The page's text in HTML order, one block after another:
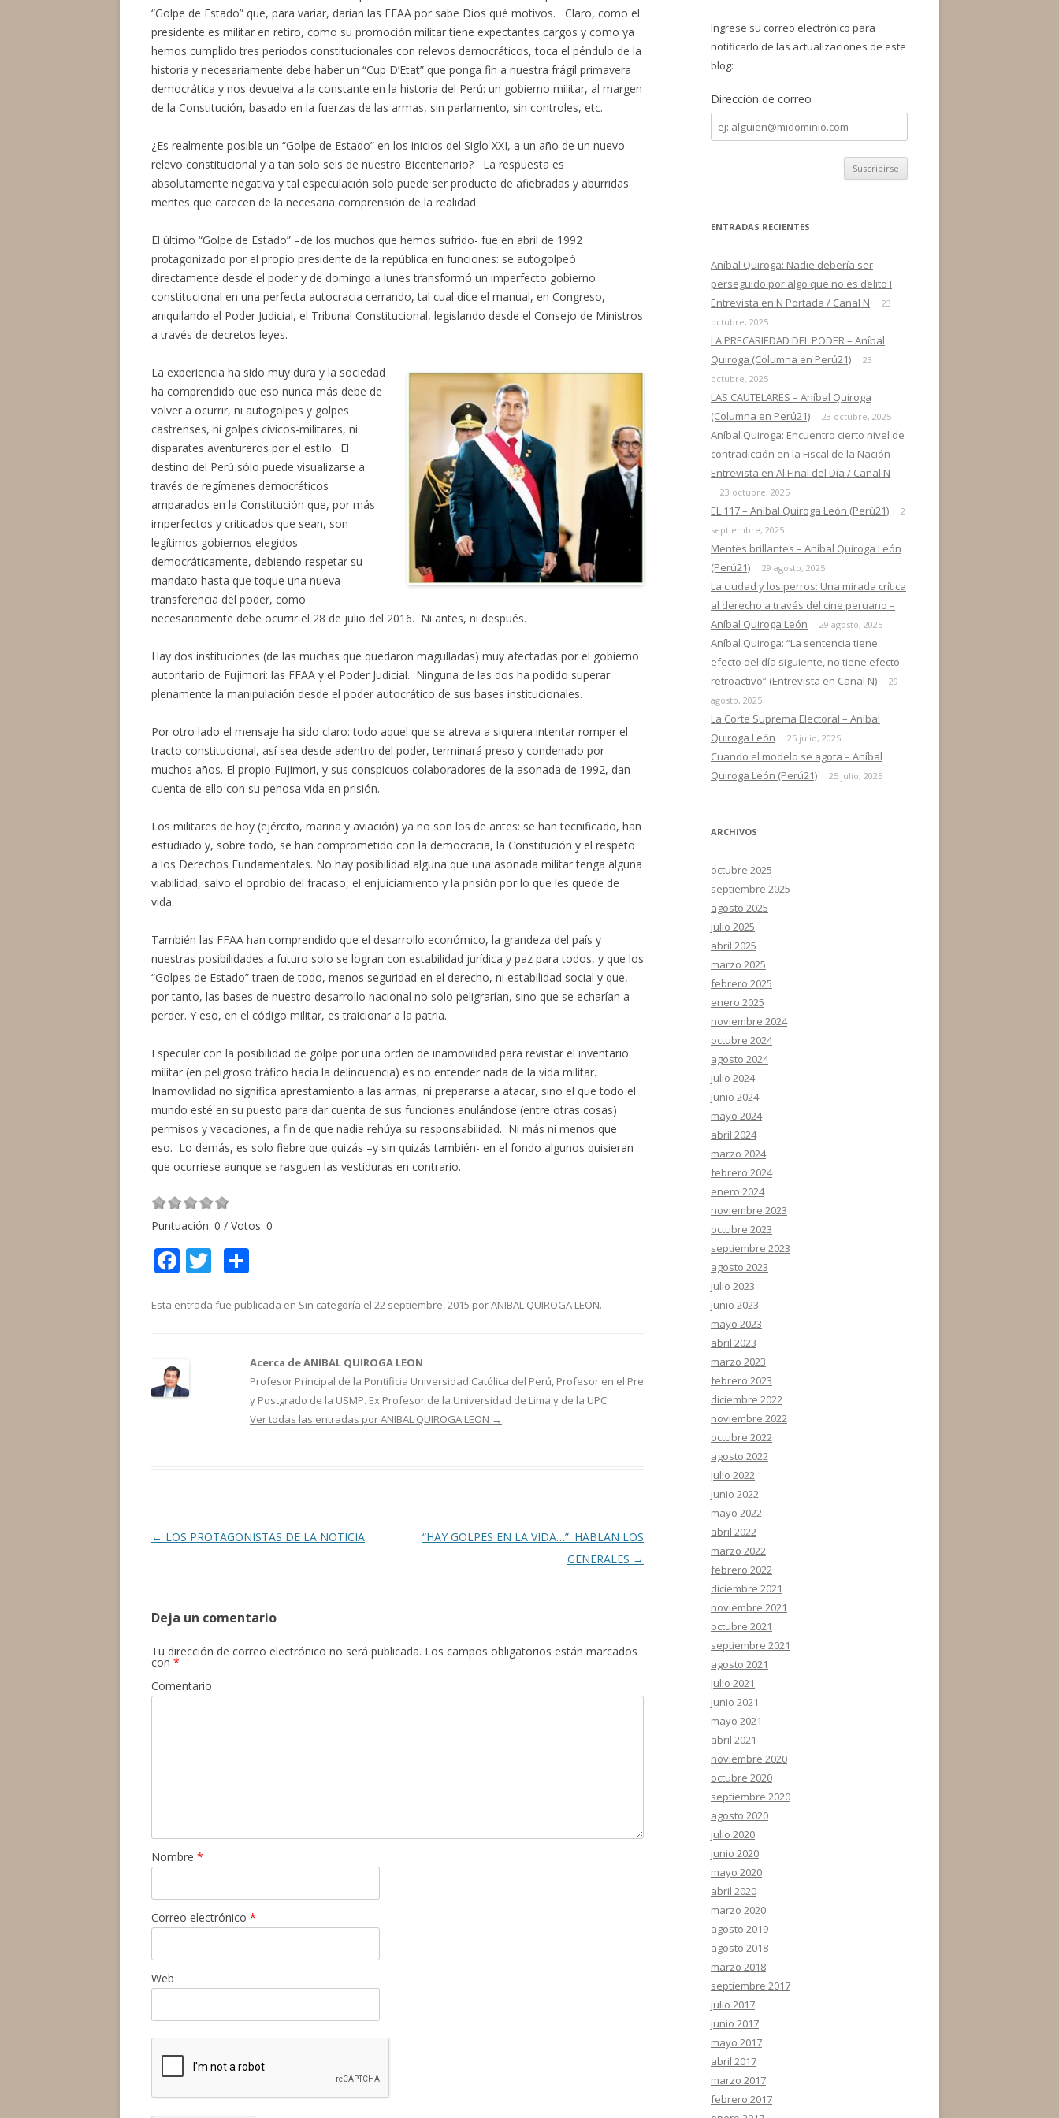
“Golpe de Estado” que, para variar, darían las FFAA por sabe Dios qué motivos. Claro, como el
presidente es militar en retiro, como su promoción militar tiene expectantes cargos y como ya
hemos cumplido tres periodos constitucionales con relevos democráticos, toca el péndulo de la
historia y necesariamente debe haber un “Cup D’Etat” que ponga fin a nuestra frágil primavera
democrática y nos devuelva a la constante en la historia del Perú: un gobierno militar, al margen
de la Constitución, basado en la fuerzas de las armas, sin parlamento, sin controles, etc.
¿Es realmente posible un “Golpe de Estado” en los inicios del Siglo XXI, a un año de un nuevo
relevo constitucional y a tan solo seis de nuestro Bicentenario? La respuesta es
absolutamente negativa y tal especulación solo puede ser producto de afiebradas y aburridas
mentes que carecen de la necesaria comprensión de la realidad.
El último “Golpe de Estado” –de los muchos que hemos sufrido- fue en abril de 1992
protagonizado por el propio presidente de la república en funciones: se autogolpeó
directamente desde el poder y de domingo a lunes transformó un imperfecto gobierno
constitucional en una perfecta autocracia cerrando, tal cual dice el manual, en Congreso,
aniquilando el Poder Judicial, el Tribunal Constitucional, legislando desde el Consejo de Ministros
a través de decretos leyes.
La experiencia ha sido muy dura y la sociedad
ha comprendido que eso nunca más debe de
volver a ocurrir, ni autogolpes y golpes
castrenses, ni golpes cívicos-militares, ni
disparates aventureros por el estilo. El
destino del Perú sólo puede visualizarse a
través de regímenes democráticos
amparados en la Constitución que, por más
imperfectos y criticados que sean, son
legítimos gobiernos elegidos
democráticamente, debiendo respetar su
mandato hasta que toque una nueva
transferencia del poder, como
necesariamente debe ocurrir el 28 de julio del 2016. Ni antes, ni después.
Hay dos instituciones (de las muchas que quedaron magulladas) muy afectadas por el gobierno
autoritario de Fujimori: las FFAA y el Poder Judicial. Ninguna de las dos ha podido superar
plenamente la manipulación desde el poder autocrático de sus bases institucionales.
Por otro lado el mensaje ha sido claro: todo aquel que se atreva a siquiera intentar romper el
tracto constitucional, así sea desde adentro del poder, terminará preso y condenado por
muchos años. El propio Fujimori, y sus conspicuos colaboradores de la asonada de 1992, dan
cuenta de ello con su penosa vida en prisión.
Los militares de hoy (ejército, marina y aviación) ya no son los de antes: se han tecnificado, han
estudiado y, sobre todo, se han comprometido con la democracia, la Constitución y el respeto
a los Derechos Fundamentales. No hay posibilidad alguna que una asonada militar tenga alguna
viabilidad, salvo el oprobio del fracaso, el enjuiciamiento y la prisión por lo que les quede de
vida.
También las FFAA han comprendido que el desarrollo económico, la grandeza del país y
nuestras posibilidades a futuro solo se logran con estabilidad jurídica y paz para todos, y que los
“Golpes de Estado” traen de todo, menos seguridad en el derecho, ni estabilidad social y que,
por tanto, las bases de nuestro desarrollo nacional no solo peligrarían, sino que se echarían a
perder. Y eso, en el código militar, es traicionar a la patria.
Especular con la posibilidad de golpe por una orden de inamovilidad para revistar el inventario
militar (en peligroso tráfico hacia la delincuencia) es no entender nada de la vida militar.
Inamovilidad no significa aprestamiento a las armas, ni prepararse a atacar, sino el que todo el
mundo esté en su puesto para dar cuenta de sus funciones anulándose (entre otras cosas)
permisos y vacaciones, a fin de que nadie rehúya su responsabilidad. Ni más ni menos que
eso. Lo demás, es solo fiebre que quizás –y sin quizás también- en el fondo algunos quisieran
que ocurriese aunque se rasguen las vestiduras en contrario.
Puntuación: 0 / Votos: 0
F
e
o
T
itt m
ar
ti
r
Esta entrada fue publicada en Sin categoría el 22 septiembre, 2015 porANIBAL QUIROGA LEON.
Acerca de ANIBAL QUIROGA LEON
Profesor Principal de la Pontificia Universidad Católica del Perú, Profesor en el Pre
y Postgrado de la USMP. Ex Profesor de la Universidad de Lima y de la UPC
Ver todas las entradas por ANIBAL QUIROGA LEON →
Navegación
← LOS PROTAGONISTAS DE LA NOTICIA
“HAY GOLPES EN LA VIDA…”: HABLAN LOS
GENERALES →
Deja un comentario
Tu dirección de correo electrónico no será publicada. Los campos obligatorios están marcados
con *
Comentario
Nombre *
Correo electrónico *
Web
rIngrese su correo electrónico para
notificarlo de las actualizaciones de este
blog:
Dirección de correo
Dirección
de
correo
ENTRADAS RECIENTES
Aníbal Quiroga: Nadie debería ser
perseguido por algo que no es delito I
Entrevista en N Portada / Canal N
23
octubre, 2025
LA PRECARIEDAD DEL PODER – Aníbal
Quiroga (Columna en Perú21)
23
octubre, 2025
LAS CAUTELARES – Aníbal Quiroga
(Columna en Perú21)
23 octubre, 2025
Aníbal Quiroga: Encuentro cierto nivel de
contradicción en la Fiscal de la Nación –
Entrevista en Al Final del Día / Canal N
23 octubre, 2025
EL 117 – Aníbal Quiroga León (Perú21)
2
septiembre, 2025
Mentes brillantes – Aníbal Quiroga León
(Perú21)
29 agosto, 2025
La ciudad y los perros: Una mirada crítica
al derecho a través del cine peruano –
Aníbal Quiroga León
29 agosto, 2025
Aníbal Quiroga: “La sentencia tiene
efecto del día siguiente, no tiene efecto
retroactivo” (Entrevista en Canal N)
29
agosto, 2025
La Corte Suprema Electoral – Aníbal
Quiroga León
25 julio, 2025
Cuando el modelo se agota – Aníbal
Quiroga León (Perú21)
25 julio, 2025
ARCHIVOS
octubre 2025
septiembre 2025
agosto 2025
julio 2025
abril 2025
marzo 2025
febrero 2025
enero 2025
noviembre 2024
octubre 2024
agosto 2024
julio 2024
junio 2024
mayo 2024
abril 2024
marzo 2024
febrero 2024
enero 2024
noviembre 2023
octubre 2023
septiembre 2023
agosto 2023
julio 2023
junio 2023
mayo 2023
abril 2023
marzo 2023
febrero 2023
diciembre 2022
noviembre 2022
octubre 2022
agosto 2022
julio 2022
junio 2022
mayo 2022
abril 2022
marzo 2022
febrero 2022
diciembre 2021
noviembre 2021
octubre 2021
septiembre 2021
agosto 2021
julio 2021
junio 2021
mayo 2021
abril 2021
noviembre 2020
octubre 2020
septiembre 2020
agosto 2020
julio 2020
junio 2020
mayo 2020
abril 2020
marzo 2020
agosto 2019
agosto 2018
marzo 2018
septiembre 2017
julio 2017
junio 2017
mayo 2017
abril 2017
marzo 2017
febrero 2017